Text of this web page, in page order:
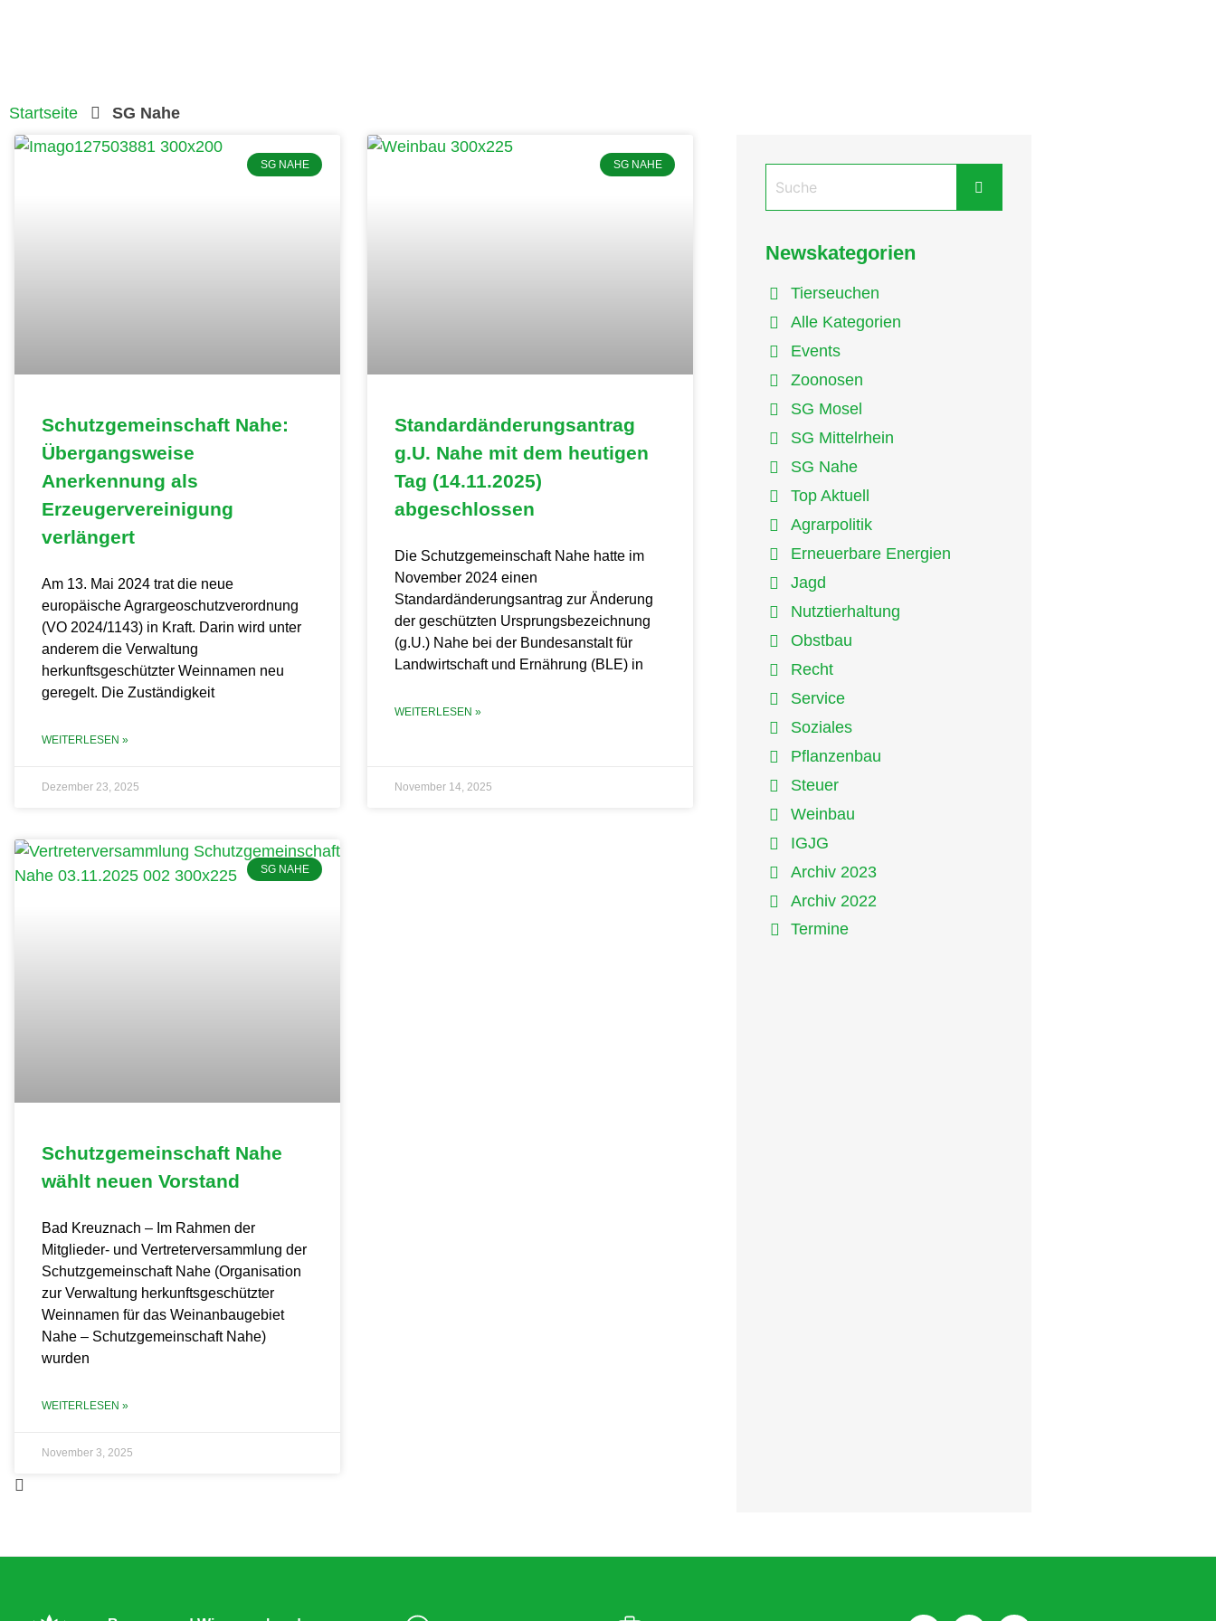
Startseite SG Nahe
SG NAHE
Schutzgemeinschaft Nahe:
Übergangsweise
Anerkennung als
Erzeugervereinigung
verlängert
Am 13. Mai 2024 trat die neue
europäische Agrargeoschutzverordnung
(VO 2024/1143) in Kraft. Darin wird unter
anderem die Verwaltung
herkunftsgeschützter Weinnamen neu
geregelt. Die Zuständigkeit
WEITERLESEN »
Dezember 23, 2025
SG NAHE
Standardänderungsantrag
g.U. Nahe mit dem heutigen
Tag (14.11.2025)
abgeschlossen
Die Schutzgemeinschaft Nahe hatte im
November 2024 einen
Standardänderungsantrag zur Änderung
der geschützten Ursprungsbezeichnung
(g.U.) Nahe bei der Bundesanstalt für
Landwirtschaft und Ernährung (BLE) in
WEITERLESEN »
November 14, 2025
SG NAHE
Schutzgemeinschaft Nahe
wählt neuen Vorstand
Bad Kreuznach – Im Rahmen der
Mitglieder- und Vertreterversammlung der
Schutzgemeinschaft Nahe (Organisation
zur Verwaltung herkunftsgeschützter
Weinnamen für das Weinanbaugebiet
Nahe – Schutzgemeinschaft Nahe)
wurden
WEITERLESEN »
November 3, 2025
Newskategorien
Tierseuchen
Alle Kategorien
Events
Zoonosen
SG Mosel
SG Mittelrhein
SG Nahe
Top Aktuell
Agrarpolitik
Erneuerbare Energien
Jagd
Nutztierhaltung
Obstbau
Recht
Service
Soziales
Pflanzenbau
Steuer
Weinbau
IGJG
Archiv 2023
Archiv 2022
Termine